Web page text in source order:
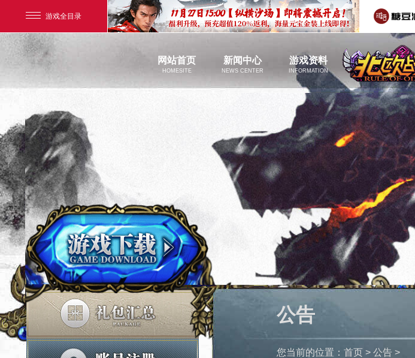
游戏全目录
《勇士ol》预约开启
横版格斗动作网游
【西游】神兽版新版本
首款骑战回合制端游
《秦始皇ol》国庆大服
国战的号角已经打响
注册账号
玄幻游戏 回合制游戏
醉红楼
醉八仙
【西游】神兽版
国战游戏
秦始皇
斗神
网站首页
HOMESITE
新闻中心
NEWS CENTER
游戏活动
游戏资料
INFORMATION
职业介绍
资料站
公告
您当前的位置： 首页 > 公告 >